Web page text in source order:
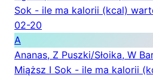
Sok - ile ma kalorii (kcal)
02-20
A
Ananas, Z Puszki/Słoika, W
Miąższ I Sok - ile ma kalorii